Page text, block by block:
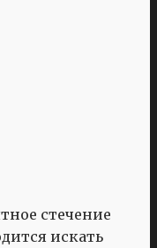
стечение
искать